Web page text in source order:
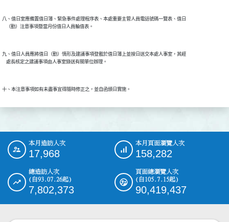
八、值日室應備置值日簿、緊急事件處理程序表、本處重要主管人員電話號碼一覽表、值日
九、值日人員應將值日（勤）情形及建議事項登載於值日簿上並按日送交本處人事室，其經
::: 本月造訪人次
17,968
本月頁面瀏覽人次
158,282
總造訪人次
(自93.07.26起)
7,802,373
頁面總瀏覽人次
(自105.7.15起)
90,419,437